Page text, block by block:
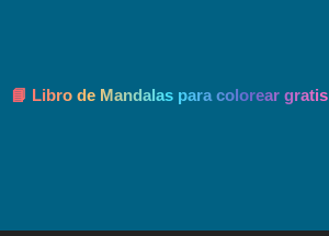
📘 Libro de Mandalas para colorear gratis